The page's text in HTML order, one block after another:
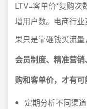
LTV=客单价*复购次
增用户数。电商行
果只是靠砸钱买流量
会员制度、精准营
购和客单价，才有可
定期分析不同渠